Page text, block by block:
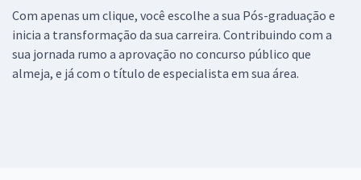
Com apenas um clique, você escolhe a sua Pós-graduação e
inicia a transformação da sua carreira. Contribuindo com a
sua jornada rumo a aprovação no concurso público que
almeja, e já com o título de especialista em sua área.